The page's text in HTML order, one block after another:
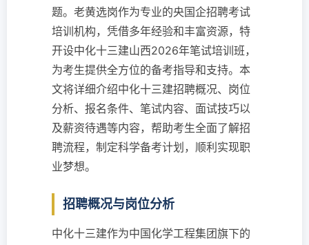
题。老黄选岗作为专业的央国企招聘考试
培训机构，凭借多年经验和丰富资源，特
开设中化十三建山西2026年笔试培训班，
为考生提供全方位的备考指导和支持。本
文将详细介绍中化十三建招聘概况、岗位
分析、报名条件、笔试内容、面试技巧以
及薪资待遇等内容，帮助考生全面了解招
聘流程，制定科学备考计划，顺利实现职
业梦想。
招聘概况与岗位分析
中化十三建作为中国化学工程集团旗下的